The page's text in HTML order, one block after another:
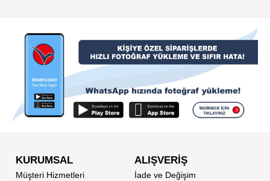
KURUMSAL
Müşteri Hizmetleri
ALIŞVERİŞ
İade ve Değişim